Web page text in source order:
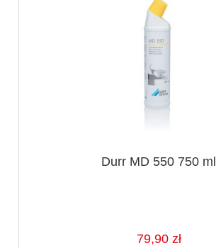
Durr MD 550 750 ml
79,90 zł